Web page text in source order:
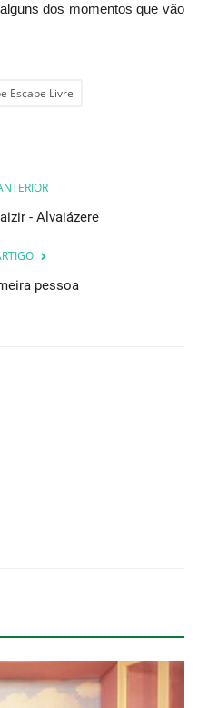
dos momentos que vão
Escape Livre
- Alvaiázere
pessoa